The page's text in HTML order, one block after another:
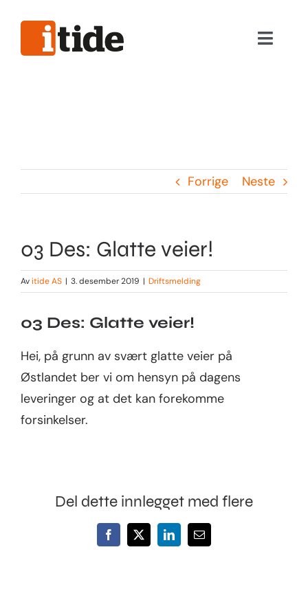
content
Toggle
Logg inn
Forrige Neste
03 Des: Glatte veier!
Av itide AS | 3. desember 2019 | Driftsmelding
03 Des: Glatte veier!
Hei, på grunn av svært glatte veier på
Østlandet ber vi om hensyn på dagens
leveringer og at det kan forekomme
forsinkelser.
Del dette innlegget med flere
Facebook
X LinkedIn
E-